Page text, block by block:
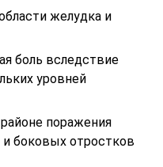
желудка и
боль вследствие
уровней
поражения
боковых отростков